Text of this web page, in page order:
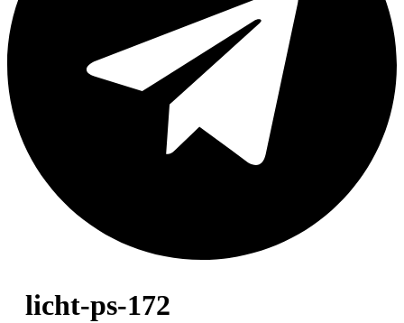
licht-ps-172